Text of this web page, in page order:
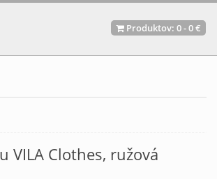
Produktov: 0-0 €
VILA Clothes, ružová